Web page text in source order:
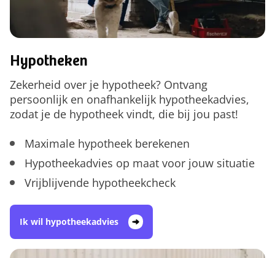
Hypotheken
Zekerheid over je hypotheek? Ontvang
persoonlijk en onafhankelijk hypotheekadvies,
zodat je de hypotheek vindt, die bij jou past!
Maximale hypotheek berekenen
Hypotheekadvies op maat voor jouw situatie
Vrijblijvende hypotheekcheck
Ik wil hypotheekadvies